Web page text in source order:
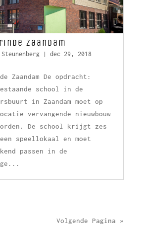
Zaandam
| dec 29, 2018
Zaandam De opdracht:
school in de
in Zaandam moet op
vervangende nieuwbouw
De school krijgt zes
speellokaal en moet
passen in de
Volgende Pagina »